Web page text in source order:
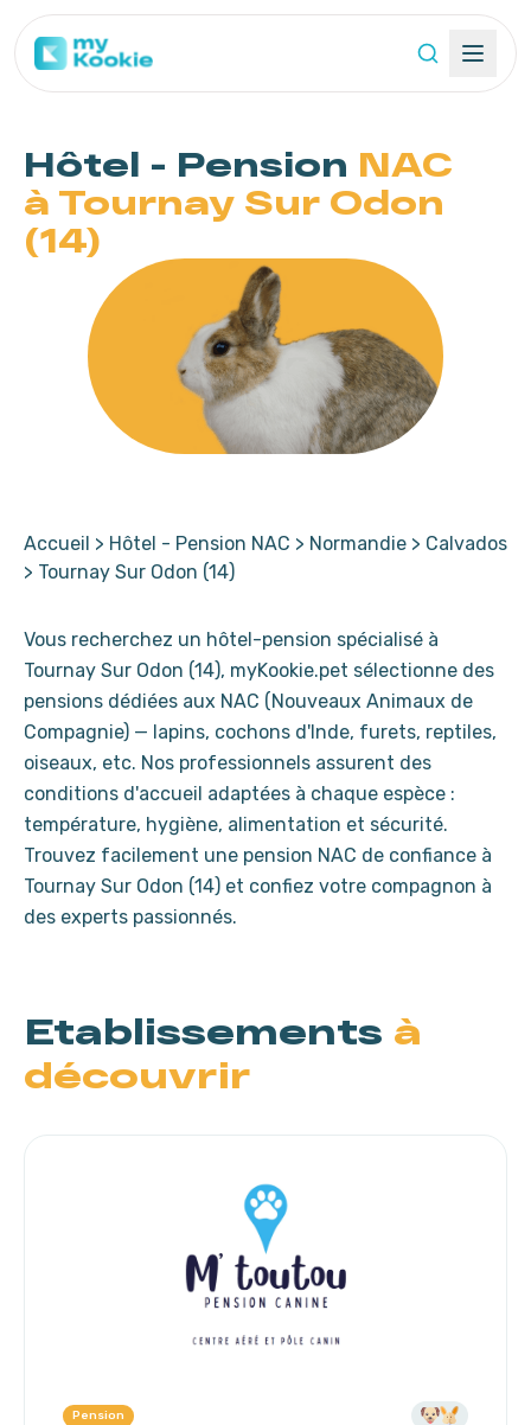
Hôtel - Pension NAC
à Tournay Sur Odon
(14)
Accueil > Hôtel - Pension NAC > Normandie > Calvados
> Tournay Sur Odon (14)
Vous recherchez un hôtel-pension spécialisé à
Tournay Sur Odon (14), myKookie.pet sélectionne des
pensions dédiées aux NAC (Nouveaux Animaux de
Compagnie) — lapins, cochons d'Inde, furets, reptiles,
oiseaux, etc. Nos professionnels assurent des
conditions d'accueil adaptées à chaque espèce :
température, hygiène, alimentation et sécurité.
Trouvez facilement une pension NAC de confiance à
Tournay Sur Odon (14) et confiez votre compagnon à
des experts passionnés.
Etablissements à
découvrir
Pension